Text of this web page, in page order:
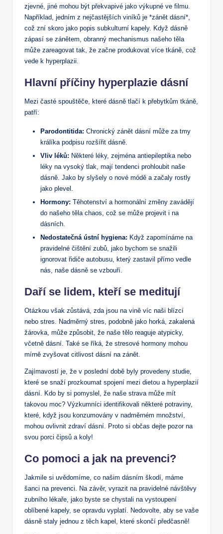
zjevné, jiné mohou být překvapivé jako výkupné ve filmu.
Například, jedním z nejčastějších viníků je *zánět dásní*,
což zní skoro jako popis subkulturní kapely. Když dásně
zápasí se zánětem, obranný mechanismus našeho těla
může zareagovat tak, že začne produkovat více tkáně, což
vede k hyperplazii.
Hlavní příčiny hyperplazie dásní
Mezi časté spouštěče, které dásně tlačí k přebytkům tkáně,
patří:
Parodontitida: Chronický zánět dásní může za tmy
králíka podpisu rozšířit dásně.
Vliv léků: Některé léky, zejména antiepileptika nebo
léky na vysoký tlak, mají tendenci prohloubit naše
dásně. Jako by slyšely o nové módě a začaly rostly
jako plevel.
Hormony: Těhotenství a hormonální změny zavádějí
do našeho těla chaos, což se může projevit i na
dásních.
Nedostatečná ústní hygiena: Když zapomínáme na
pravidelné čištění zubů, jako bychom se snažili
ignorovat řidiče autobusu, který zastavil přímo vedle
nás, naše dásně se vzbouří.
Daří se lidem, kteří se meditují
Otázkou však zůstává, zda jsou na vině víc naši blízcí
nebo stres. Nadměrný stres, podobně jako horká, zakalená
žárovka, může způsobit, že naše tělo reaguje atypicky,
včetně dásní. Také se říká, že stresové hormony mohou
mírně zvyšovat citlivost dásní na zánět.
Zajímavostí je, že v poslední době byly provedeny studie,
které se snaží prozkoumat spojení mezi dietou a hyperplazií
dásní. Kdo by si pomyslel, že naše strava může mít
takovou moc? Výzkumníci identifikovali některé potraviny,
které, když jsou konzumovány v nadměrném množství,
mohou ovlivnit zdraví dásní. Proto si občas dejte pozor na
svou porci čipsů a koly!
Co pomoci a jak na prevenci?
Jakmile si uvědomíme, co našim dásním škodí, máme
šanci na prevenci. Na závěr, vyrazit na pravidelné návštěvy
zubního lékaře, jako byste se chystali na vystoupení
oblíbené kapely, se opravdu vyplatí. Nedovolte, aby se vaše
dásně staly jednou z těch kapel, které skončí předčasně!